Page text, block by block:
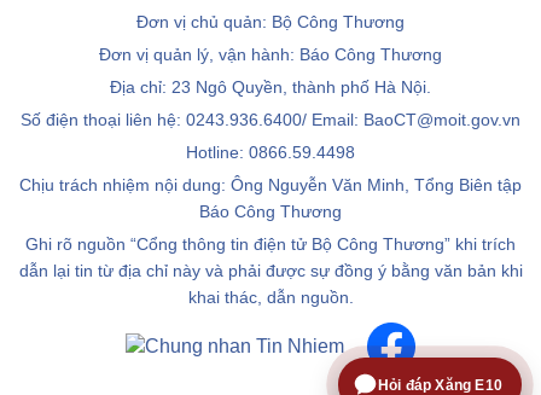
Đơn vị chủ quản: Bộ Công Thương
Đơn vị quản lý, vận hành: Báo Công Thương
Địa chỉ: 23 Ngô Quyền, thành phố Hà Nội.
Số điện thoại liên hệ: 0243.936.6400/ Email: BaoCT@moit.gov.vn
Hotline: 0866.59.4498
Chịu trách nhiệm nội dung: Ông Nguyễn Văn Minh, Tổng Biên tập
Báo Công Thương
Ghi rõ nguồn “Cổng thông tin điện tử Bộ Công Thương” khi trích
dẫn lại tin từ địa chỉ này và phải được sự đồng ý bằng văn bản khi
khai thác, dẫn nguồn.
Hỏi đáp Xăng E10